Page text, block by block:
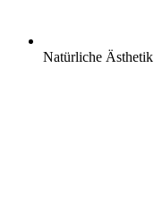
Natürliche Ästhetik